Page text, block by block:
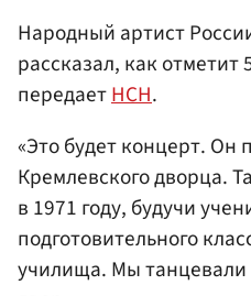
Народный артист
рассказал, как
передаетНСН.
«Это будет концерт. Он
Кремлевского дворца.
в 1971 году, будучи
подготовительного
училища. Мы